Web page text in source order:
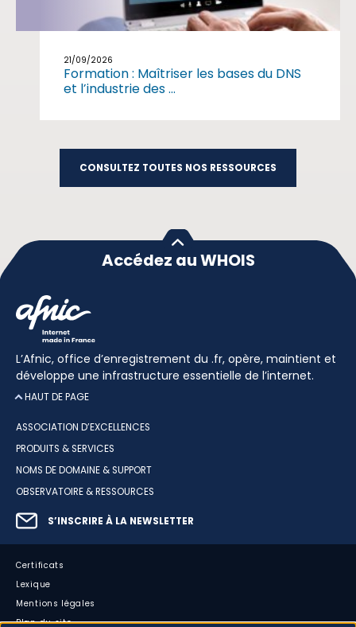
21/09/2026
Formation : Maîtriser les bases du DNS
et l’industrie des ...
CONSULTEZ TOUTES NOS RESSOURCES
Accédez au WHOIS
L’Afnic, office d’enregistrement du .fr, opère, maintient et
développe une infrastructure essentielle de l’internet.
HAUT DE PAGE
ASSOCIATION D’EXCELLENCES
PRODUITS & SERVICES
NOMS DE DOMAINE & SUPPORT
OBSERVATOIRE & RESSOURCES
S’INSCRIRE À LA NEWSLETTER
Certificats
Lexique
Mentions légales
Plan du site